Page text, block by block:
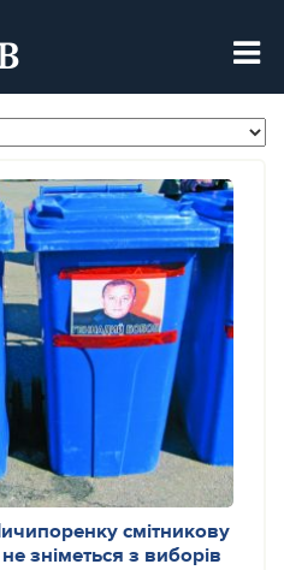
смітникову
зніметься з виборів